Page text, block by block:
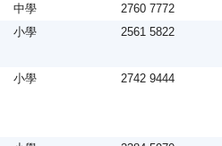
中學
2760 7772
小學 2561 5822
小學 2742 9444